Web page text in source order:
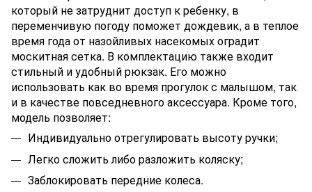
который не затруднит доступ к ребенку, в
переменчивую погоду поможет дождевик, а в теплое
время года от назойливых насекомых оградит
москитная сетка. В комплектацию также входит
стильный и удобный рюкзак. Его можно
использовать как во время прогулок с малышом, так
и в качестве повседневного аксессуара. Кроме того,
модель позволяет:
Индивидуально отрегулировать высоту ручки;
Легко сложить либо разложить коляску;
Заблокировать передние колеса.